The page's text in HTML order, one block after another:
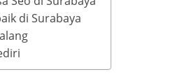
di Surabaya